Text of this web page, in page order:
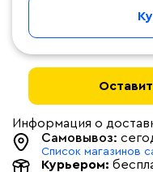
Информация о
Самовывоз:
Список магазинов
Курьером: